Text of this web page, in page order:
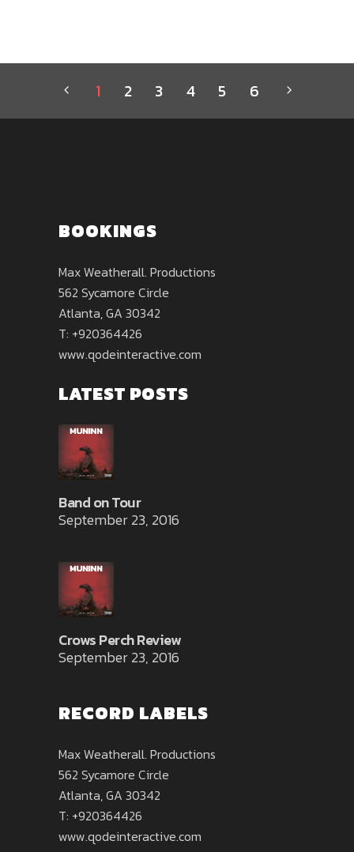
1 2 3 4 5 6
BOOKINGS
Max Weatherall. Productions
562 Sycamore Circle
Atlanta, GA 30342
T: +920364426
www.qodeinteractive.com
LATEST POSTS
Band on Tour
September 23, 2016
Crows Perch Review
September 23, 2016
RECORD LABELS
Max Weatherall. Productions
562 Sycamore Circle
Atlanta, GA 30342
T: +920364426
www.qodeinteractive.com